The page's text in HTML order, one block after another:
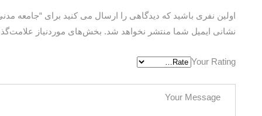
اولین نفری باشید که دیدگاهی را ارسال می کنید برای “جامعه
نشانی ایمیل شما منتشر نخواهد شد. بخش‌های موردنیاز
Your Rating